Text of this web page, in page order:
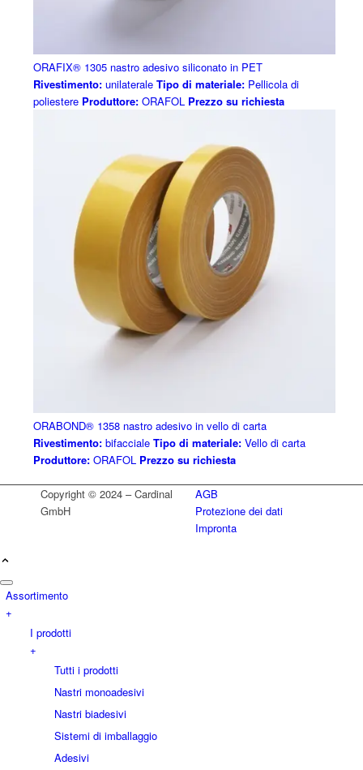
ORAFIX® 1305 nastro adesivo siliconato in PET
Rivestimento:unilaterale Tipo di materiale:Pellicola di
poliestere Produttore:ORAFOL Prezzo su richiesta
ORABOND® 1358 nastro adesivo in vello di carta
Rivestimento:bifacciale Tipo di materiale:Vello di carta
Produttore:ORAFOL Prezzo su richiesta
Copyright © 2024 – Cardinal
GmbH
AGB
Protezione dei dati
Impronta
Assortimento
+
I prodotti
+
Tutti i prodotti
Nastri monoadesivi
Nastri biadesivi
Sistemi di imballaggio
Adesivi